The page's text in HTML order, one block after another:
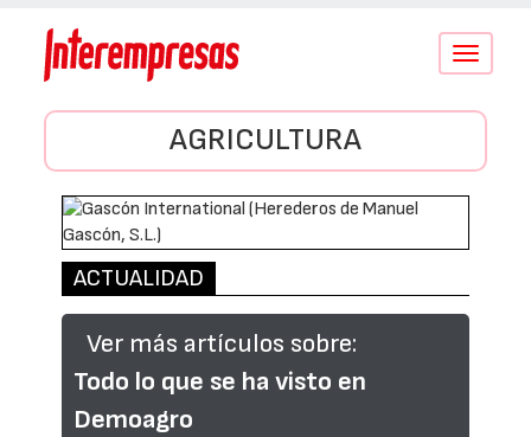
Conmutar
AGRICULTURA
ACTUALIDAD
Ver más artículos sobre:
Todo lo que se ha visto en
Demoagro